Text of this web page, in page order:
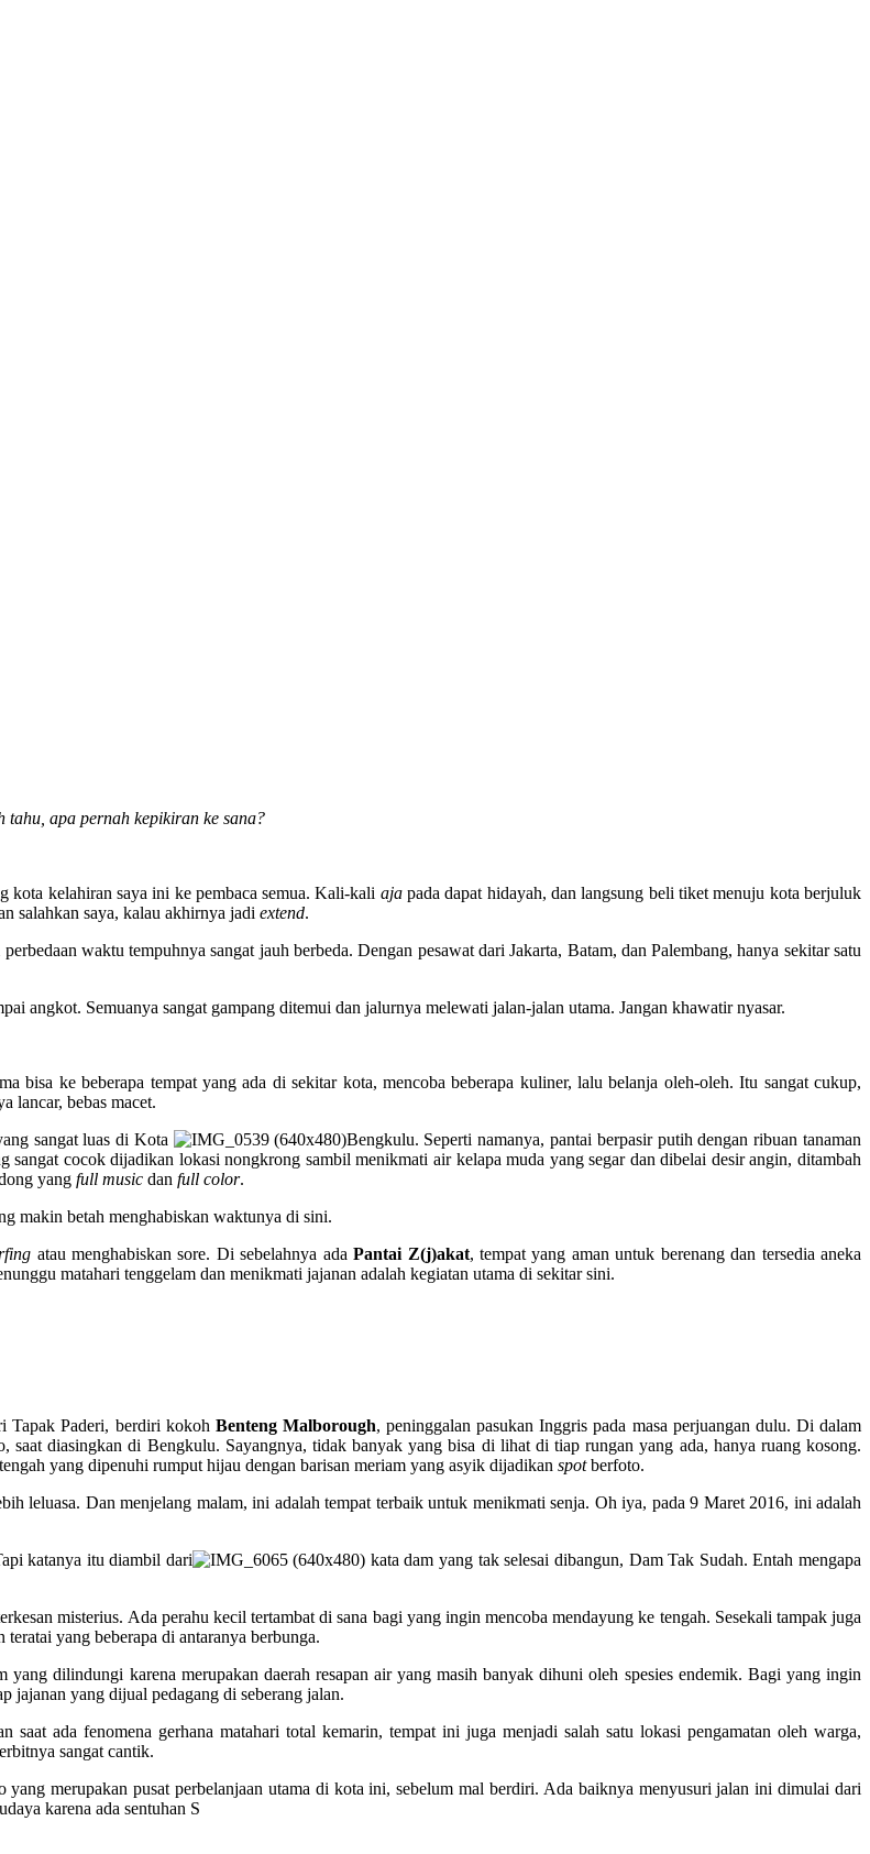
apa pernah kepikiran ke sana?
kelahiran saya ini ke pembaca semua. Kali-kali ajapada dapat hidayah, dan langsung beli tiket menuju kota berjuluk
salahkan saya, kalau akhirnya jadi extend.
waktu tempuhnya sangat jauh berbeda. Dengan pesawat dari Jakarta, Batam, dan Palembang, hanya sekitar satu
angkot. Semuanya sangat gampang ditemui dan jalurnya melewati jalan-jalan utama. Jangan khawatir nyasar.
ke beberapa tempat yang ada di sekitar kota, mencoba beberapa kuliner, lalu belanja oleh-oleh. Itu sangat cukup,
lancar, bebas macet.
sangat luas di Kota
Bengkulu. Seperti namanya, pantai berpasir putih dengan ribuan tanaman
sangat cocok dijadikan lokasi nongkrong sambil menikmati air kelapa muda yang segar dan dibelai desir angin, ditambah
yang full music dan full color.
makin betah menghabiskan waktunya di sini.
atau menghabiskan sore. Di sebelahnya adaPantai Z(j)akat, tempat yang aman untuk berenang dan tersedia aneka
matahari tenggelam dan menikmati jajanan adalah kegiatan utama di sekitar sini.
Tapak Paderi, berdiri kokoh Benteng Malborough, peninggalan pasukan Inggris pada masa perjuangan dulu. Di dalam
saat diasingkan di Bengkulu. Sayangnya, tidak banyak yang bisa di lihat di tiap rungan yang ada, hanya ruang kosong.
yang dipenuhi rumput hijau dengan barisan meriam yang asyik dijadikan spotberfoto.
leluasa. Dan menjelang malam, ini adalah tempat terbaik untuk menikmati senja. Oh iya, pada 9 Maret 2016, ini adalah
katanya itu diambil dari
kata dam yang tak selesai dibangun, Dam Tak Sudah. Entah mengapa
misterius. Ada perahu kecil tertambat di sana bagi yang ingin mencoba mendayung ke tengah. Sesekali tampak juga
yang beberapa di antaranya berbunga.
dilindungi karena merupakan daerah resapan air yang masih banyak dihuni oleh spesies endemik. Bagi yang ingin
jajanan yang dijual pedagang di seberang jalan.
ada fenomena gerhana matahari total kemarin, tempat ini juga menjadi salah satu lokasi pengamatan oleh warga,
sangat cantik.
merupakan pusat perbelanjaan utama di kota ini, sebelum mal berdiri. Ada baiknya menyusuri jalan ini dimulai dari
karena ada sentuhan S